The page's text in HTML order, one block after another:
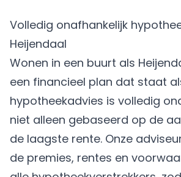
Volledig onafhankelijk
Heijendaal
Wonen in een buurt als
een financieel plan dat staat
hypotheekadvies is volledig
niet alleen gebaseerd op de
de laagste rente. Onze
de premies, rentes en